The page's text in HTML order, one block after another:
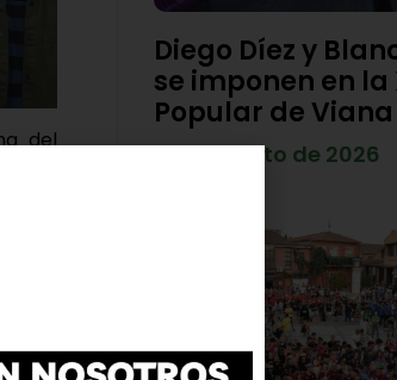
del
una
el
el
Diego Díez y
se imponen en la
Popular de Viana
4 de agosto de 2026